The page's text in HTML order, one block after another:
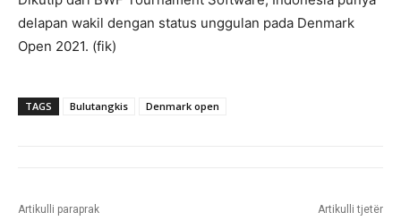
delapan wakil dengan status unggulan pada Denmark
Open 2021. (fik)
TAGS Bulutangkis Denmark open
Artikulli paraprak Artikulli tjetër